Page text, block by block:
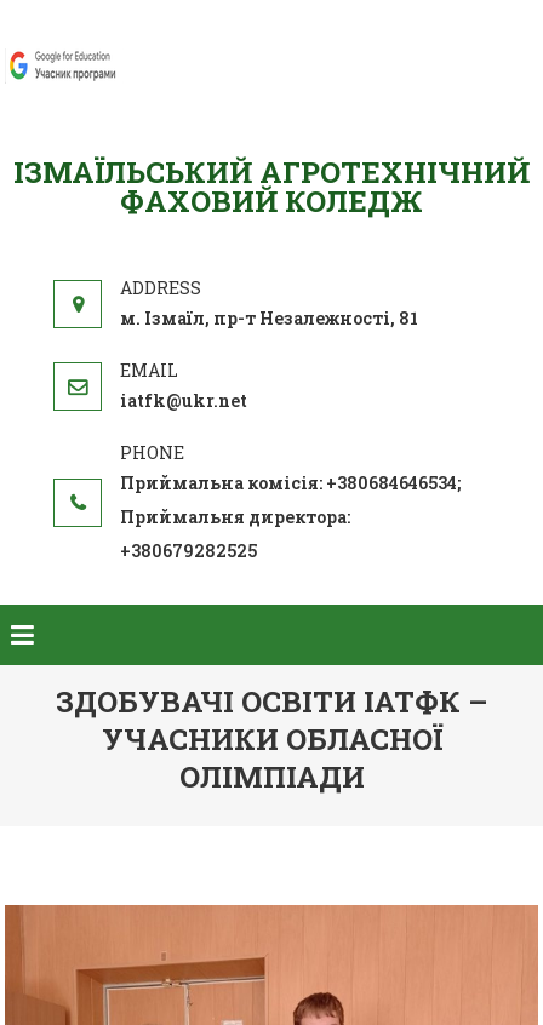
ІЗМАЇЛЬСЬКИЙ АГРОТЕХНІЧНИЙ
ФАХОВИЙ КОЛЕДЖ
м. Ізмаїл, пр-т Незалежності, 81
iatfk@ukr.net
Приймальна комісія: +380684646534;
Приймальня директора:
+380679282525
ЗДОБУВАЧІ ОСВІТИ ІАТФК –
УЧАСНИКИ ОБЛАСНОЇ
ОЛІМПІАДИ